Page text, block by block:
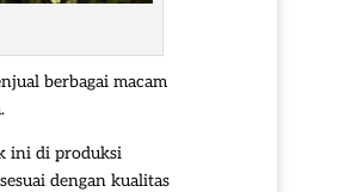
berbagai macam
ini di produksi
dengan kualitas